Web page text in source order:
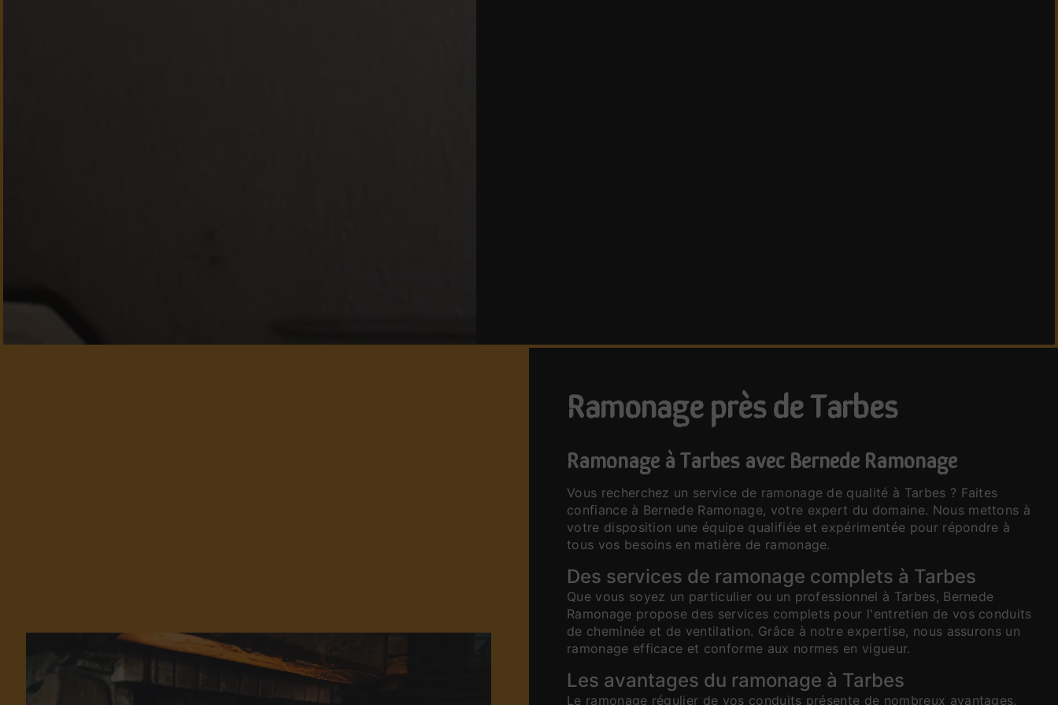
ramonage près de Tarbes
Ramonage à Tarbes avec Bernede Ramonage
Vous recherchez un service de ramonage de qualité à Tarbes ? Faites
confiance à Bernede Ramonage, votre expert du domaine. Nous mettons à
votre disposition une équipe qualifiée et expérimentée pour répondre à
tous vos besoins en matière de ramonage.
Des services de ramonage complets à Tarbes
Que vous soyez un particulier ou un professionnel à Tarbes, Bernede
Ramonage propose des services complets pour l'entretien de vos conduits
de cheminée et de ventilation. Grâce à notre expertise, nous assurons un
ramonage efficace et conforme aux normes en vigueur.
Les avantages du ramonage à Tarbes
Le ramonage régulier de vos conduits présente de nombreux avantages.